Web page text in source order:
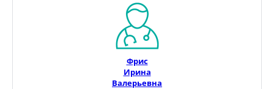
Фрис
Ирина
Валерьевна